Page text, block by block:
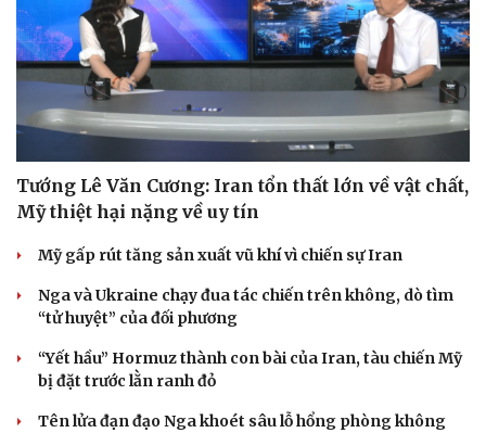
Tướng Lê Văn Cương: Iran tổn thất lớn về vật chất,
Mỹ thiệt hại nặng về uy tín
Mỹ gấp rút tăng sản xuất vũ khí vì chiến sự Iran
Nga và Ukraine chạy đua tác chiến trên không, dò tìm
“tử huyệt” của đối phương
“Yết hầu” Hormuz thành con bài của Iran, tàu chiến Mỹ
bị đặt trước lằn ranh đỏ
Tên lửa đạn đạo Nga khoét sâu lỗ hổng phòng không